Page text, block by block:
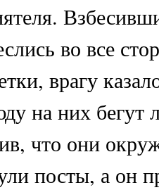
во все
врагу
на них
что они
посты, а он